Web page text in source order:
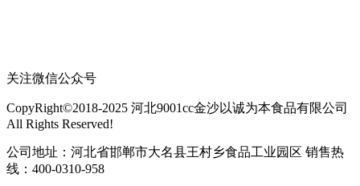
关注微信公众号
CopyRight©2018-2025 河北9001cc金沙以诚为本食品有限公司
All Rights Reserved!
公司地址：河北省邯郸市大名县王村乡食品工业园区 销售热
线：400-0310-958